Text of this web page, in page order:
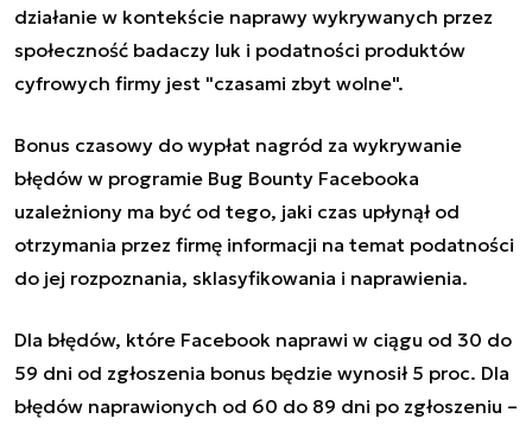
działanie w kontekście naprawy wykrywanych przez
społeczność badaczy luk i podatności produktów
cyfrowych firmy jest "czasami zbyt wolne".
Bonus czasowy do wypłat nagród za wykrywanie
błędów w programie Bug Bounty Facebooka
uzależniony ma być od tego, jaki czas upłynął od
otrzymania przez firmę informacji na temat podatności
do jej rozpoznania, sklasyfikowania i naprawienia.
Dla błędów, które Facebook naprawi w ciągu od 30 do
59 dni od zgłoszenia bonus będzie wynosił 5 proc. Dla
błędów naprawionych od 60 do 89 dni po zgłoszeniu –